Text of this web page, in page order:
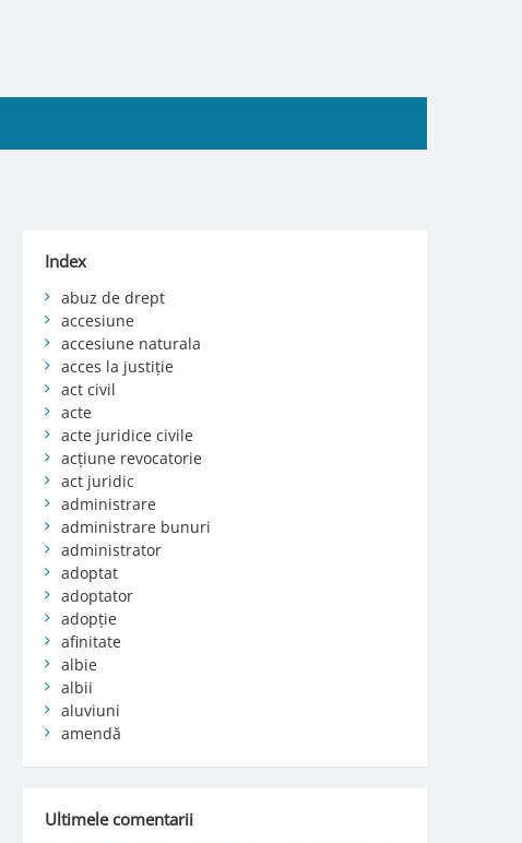
Index
abuz de drept
accesiune
accesiune naturala
acces la justiție
act civil
acte
acte juridice civile
acțiune revocatorie
act juridic
administrare
administrare bunuri
administrator
adoptat
adoptator
adopție
afinitate
albie
albii
aluviuni
amendă
Ultimele comentarii